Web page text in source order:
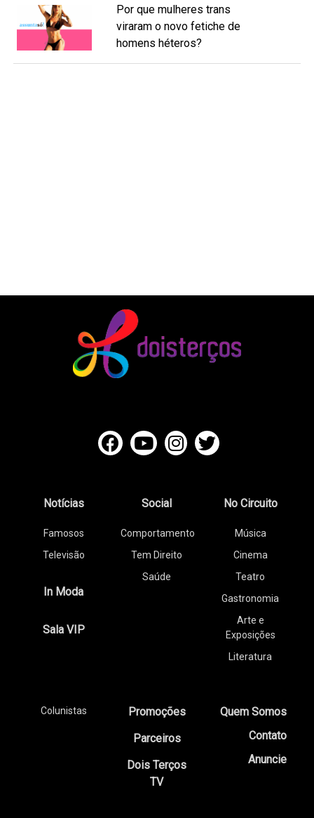
Por que mulheres trans
viraram o novo fetiche de
homens héteros?
Notícias
Famosos
Televisão
In Moda
Sala VIP
Social
Comportamento
Tem Direito
Saúde
No Circuito
Música
Cinema
Teatro
Gastronomia
Arte e
Exposições
Literatura
Colunistas
Promoções
Parceiros
Dois Terços
TV
Quem Somos
Contato
Anuncie